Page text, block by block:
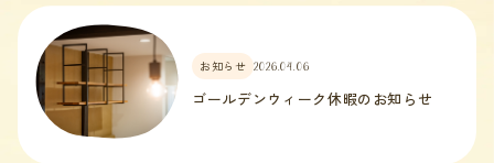
お知らせ 2026.04.06
ゴールデンウィーク休暇のお知らせ